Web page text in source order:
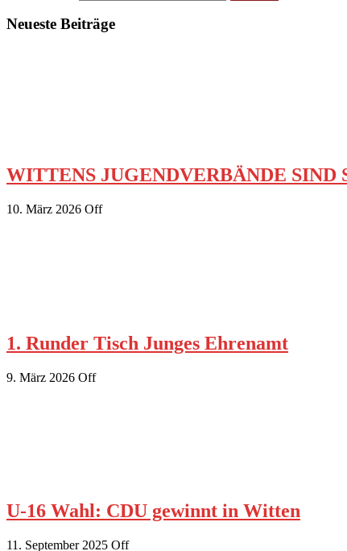
Neueste Beiträge
WITTENS JUGENDVERBÄNDE
10. März 2026 Off
1. Runder Tisch Junges Ehrenamt
9. März 2026 Off
U-16 Wahl: CDU gewinnt in Witten
11. September 2025 Off